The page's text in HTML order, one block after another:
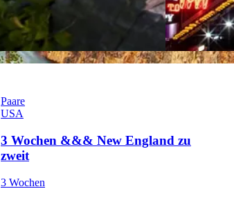
Paare
USA
3 Wochen &&& New England zu
zweit
3 Wochen